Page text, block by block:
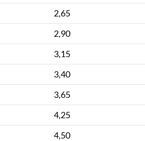
2,65
2,90
3,15
3,40
3,65
4,25
4,50